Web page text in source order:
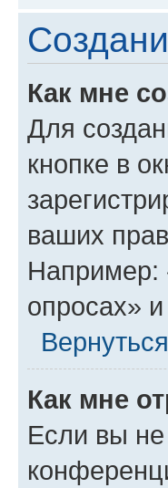
Как мне
Для
кнопке в
ваших
Например:
опросах» и
Как мне
Если вы